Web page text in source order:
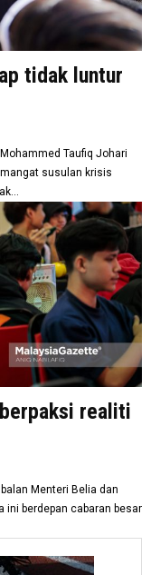
tidak luntur
Taufiq Johari
susulan krisis
realiti
Menteri Belia dan
ini berdepan cabaran besar